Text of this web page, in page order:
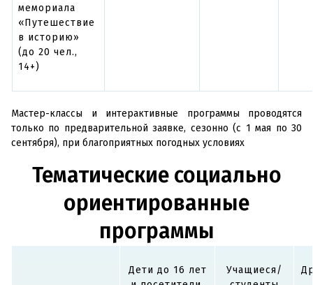
мемориала
«Путешествие
в историю»
(до 20 чел.,
14+)
Мастер-классы и интерактивные программы проводятся
только по предварительной заявке, сезонно (с 1 мая по 30
сентября), при благоприятных погодных условиях
Тематические социально
ориентированные
программы
Дети до 16 лет
Учащиеся/